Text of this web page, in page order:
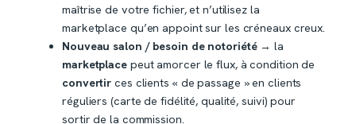
maîtrise de votre fichier, et n’utilisez la
marketplace qu’en appoint sur les créneaux creux.
Nouveau salon / besoin de notoriété→ la
marketplacepeut amorcer le flux, à condition de
convertir ces clients « de passage » en clients
réguliers (carte de fidélité, qualité, suivi) pour
sortir de la commission.